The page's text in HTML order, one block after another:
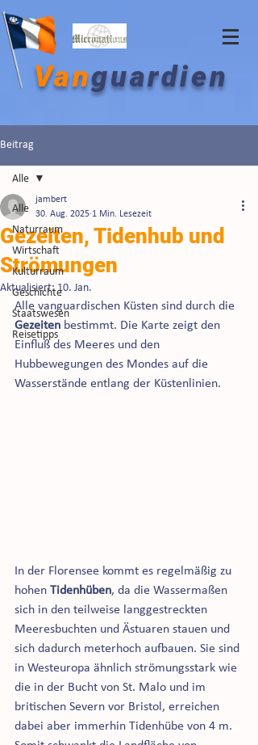
Vanguardien
Beitrag
Alle
Naturraum
Wirtschaft
Kulturraum
Geschichte
Staatswesen
Reisetipps
Alle
Gezeiten, Tidenhub und
Strömungen
jambert
30. Aug. 2025 1 Min. Lesezeit
Aktualisiert:10. Jan.
Alle vanguardischen Küsten sind durch die
Gezeiten bestimmt. Die Karte zeigt den
Einfluß des Meeres und den
Hubbewegungen des Mondes auf die
Wasserstände entlang der Küstenlinien.
In der Florensee kommt es regelmäßig zu
hohen Tidenhüben, da die Wassermaßen
sich in den teilweise langgestreckten
Meeresbuchten und Ästuaren stauen und
sich dadurch meterhoch aufbauen. Sie sind
in Westeuropa ähnlich strömungsstark wie
die in der Bucht von St. Malo und im
britischen Severn vor Bristol, erreichen
dabei aber immerhin Tidenhübe von 4 m.